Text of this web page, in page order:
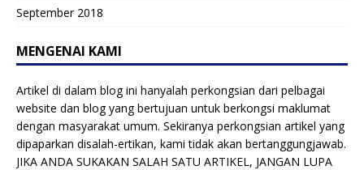
September 2018
MENGENAI KAMI
Artikel di dalam blog ini hanyalah perkongsian dari pelbagai
website dan blog yang bertujuan untuk berkongsi maklumat
dengan masyarakat umum. Sekiranya perkongsian artikel yang
dipaparkan disalah-ertikan, kami tidak akan bertanggungjawab.
JIKA ANDA SUKAKAN SALAH SATU ARTIKEL, JANGAN LUPA